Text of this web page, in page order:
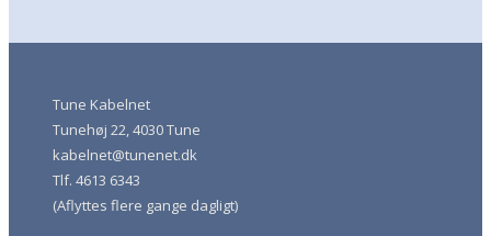
Tune Kabelnet
Tunehøj 22, 4030 Tune
kabelnet@tunenet.dk
Tlf. 4613 6343
(Aflyttes flere gange dagligt)